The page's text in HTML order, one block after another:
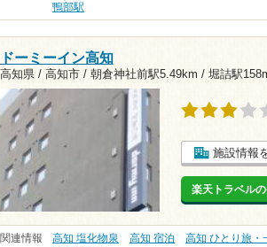
鴨部駅
ドーミーイン高知
高知県 / 高知市 / 朝倉神社前駅5.49km / 堀詰駅
施設情報
楽天トラベル
関連情報 高知 塩化物泉 高知 宿泊 高知 ひとり旅・